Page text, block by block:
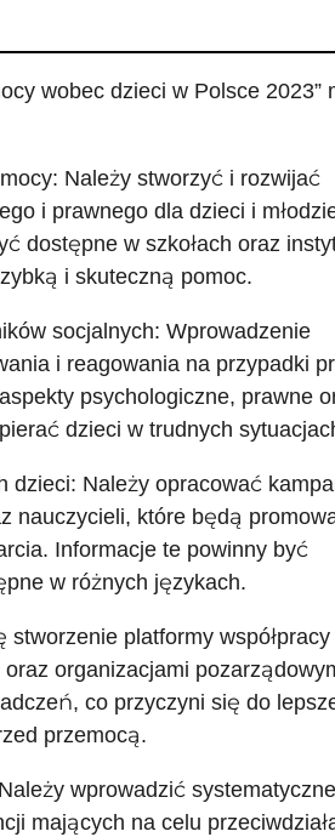
wobec dzieci w Polsce 2023”
Należy stworzyć i rozwijać
i prawnego dla dzieci i
dostępne w szkołach oraz
i skuteczną pomoc.
socjalnych: Wprowadzenie
i reagowania na przypadki
psychologiczne, prawne
dzieci w trudnych
dzieci: Należy opracować
nauczycieli, które będą
Informacje te powinny być
w różnych językach.
platformy
organizacjami
co przyczyni się do
przemocą.
wprowadzić systematyczne
mających na celu